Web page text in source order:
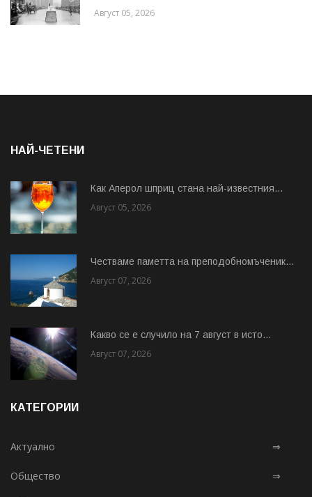
Август 05, 2026
НАЙ-ЧЕТЕНИ
Как Аперол шприц стана най-известния...
Август 05, 2026
Честваме паметта на преподобномъченик...
Август 07, 2026
Какво се е случило на 7 август в исто...
Август 07, 2026
КАТЕГОРИИ
Актуално ⇒
Общество ⇒